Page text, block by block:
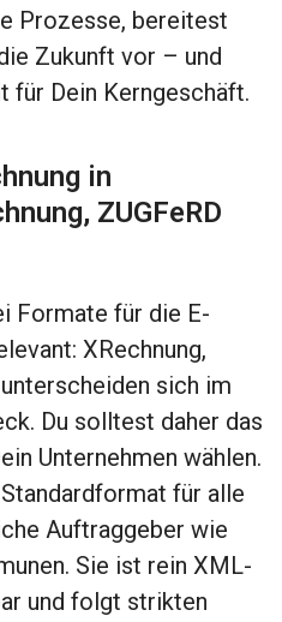
Prozesse, bereitest
Zukunft vor – und
Dein Kerngeschäft.
in
ZUGFeRD
Formate für die E-
XRechnung,
sich im
Du solltest daher das
Unternehmen wählen.
für alle
Auftraggeber wie
Sie ist rein XML-
und folgt strikten